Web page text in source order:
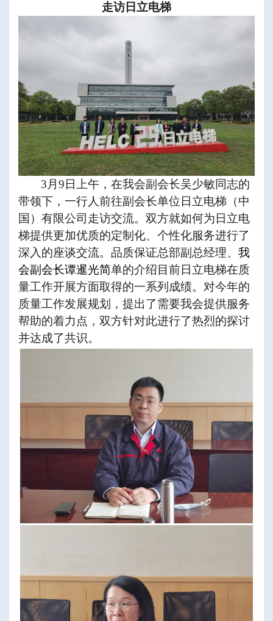
走访日立电梯
3 月9日上午，在我会副会长吴少敏同志的
带领下，一行人前往副会长单位日立电梯（中
国）有限公司走访交流。双方就如何为日立电
梯提供更加优质的定制化、个性化服务进行了
深入的座谈交流。品质保证总部副总经理、 我
会副会长谭暹光简单的介绍目前日立电梯在质
量工作开展方面取得的一系列成绩。对今年的
质量工作发展规划，提出了需要我会提供服务
帮助的着力点，双方针对此进行了热烈的探讨
并达成了共识。